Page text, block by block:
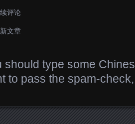
评论
文章
should type some
to pass the spam-